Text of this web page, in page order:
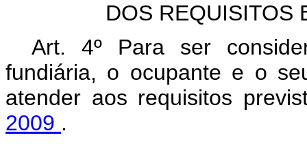
DOS REQUISITOS
Art. 4º Para ser
fundiária, o ocupante e o
atender aos requisitos
2009 .